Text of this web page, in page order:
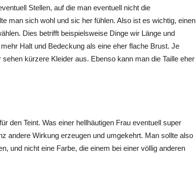
Stellen, auf die man eventuell nicht die
man sich wohl und sic her fühlen. Also ist es wichtig, einen
Dies betrifft beispielsweise Dinge wir Länge und
Halt und Bedeckung als eine eher flache Brust. Je
kürzere Kleider aus. Ebenso kann man die Taille eher
den Teint. Was einer hellhäutigen Frau eventuell super
andere Wirkung erzeugen und umgekehrt. Man sollte also
und nicht eine Farbe, die einem bei einer völlig anderen